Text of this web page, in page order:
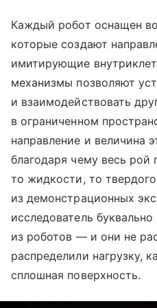
Каждый робот оснащен
которые создают
имитирующие
механизмы позволяют
и взаимодействовать
в ограниченном
направление и величина
благодаря чему весь рой
то жидкости, то
из демонстрационных
исследователь
из роботов — и они не
распределили нагрузку,
сплошная поверхность.